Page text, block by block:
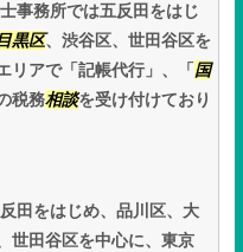
事務所では五反田をはじ
黒区、渋谷区、世田谷区を
リアで「記帳代行」、「 国
税務相談を受け付けており
田をはじめ、品川区、大
世田谷区を中心に、東京